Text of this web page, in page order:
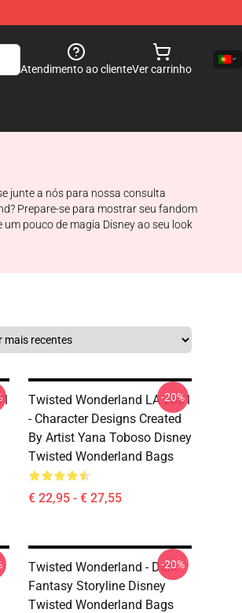
Atendimento ao clienteVer carrinho
junte a nós para nossa consulta
Prepare-se para mostrar seu fandom
pouco de magia Disney ao seu look
Twisted Wonderland LA 2801
- Character Designs Created
By Artist Yana Toboso Disney
Twisted Wonderland Bags
€ 22,95 - € 27,55
-20%
Twisted Wonderland - Dark
Fantasy Storyline Disney
Twisted Wonderland Bags
-20%